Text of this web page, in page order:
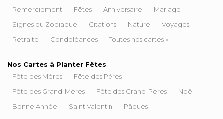
Remerciement
Fêtes Anniversaire
Mariage
Signes du Zodiaque
Citations Nature
Voyages
Retraite
Condoléances Toutes nos cartes »
Nos Cartes à Planter Fêtes
Fête des Mères
Fête des Pères
Fête des Grand-Mères
Fête des Grand-Pères
Noël
Bonne Année
Saint Valentin Pâques